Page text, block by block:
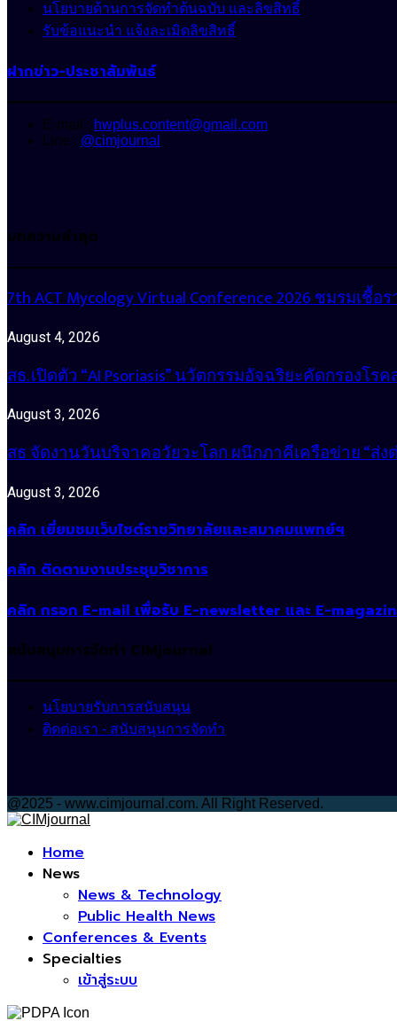
นโยบายด้านการจัดทำต้นฉบับ และลิขสิทธิ์
รับข้อแนะนำ แจ้งละเมิดลิขสิทธิ์
ฝากข่าว-ประชาสัมพันธ์
E-mail : hwplus.content@gmail.com
Line : @cimjournal
บทความล่าสุด
7th ACT Mycology Virtual Conference 2026 ชมรมเชื้
August 4, 2026
สธ. เปิดตัว “AI Psoriasis” นวัตกรรมอัจฉริยะคัดกรองโ
August 3, 2026
สธ จัดงานวันบริจาคอวัยวะโลก ผนึกภาคีเครือข่าย “
August 3, 2026
คลิก เยี่ยมชมเว็บไซต์ราชวิทยาลัยและสมาคมแพทย์ฯ
คลิก ติดตามงานประชุมวิชาการ
คลิก กรอก E-mail เพื่อรับ E-newsletter และ E-
สนับสนุนการจัดทำ CIMjournal
นโยบายรับการสนับสนุน
ติดต่อเรา - สนับสนุนการจัดทำ
@2025 - www.cimjournal.com. All Right Reserved.
Home
News
News & Technology
Public Health News
Conferences & Events
Specialties
เข้าสู่ระบบ